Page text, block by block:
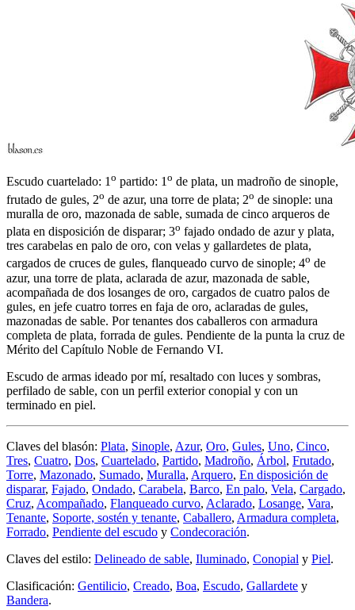
Escudo cuartelado: 1o partido: 1o de plata, un madroño de sinople,
frutado de gules, 2o de azur, una torre de plata; 2o de sinople: una
muralla de oro, mazonada de sable, sumada de cinco arqueros de
plata en disposición de disparar; 3o fajado ondado de azur y plata,
tres carabelas en palo de oro, con velas y gallardetes de plata,
cargados de cruces de gules, flanqueado curvo de sinople; 4o de
azur, una torre de plata, aclarada de azur, mazonada de sable,
acompañada de dos losanges de oro, cargados de cuatro palos de
gules, en jefe cuatro torres en faja de oro, aclaradas de gules,
mazonadas de sable. Por tenantes dos caballeros con armadura
completa de plata, forrada de gules. Pendiente de la punta la cruz de
Mérito del Capítulo Noble de Fernando VI.
Escudo de armas ideado por mí, resaltado con luces y sombras,
perfilado de sable, con un perfil exterior conopial y con un
terminado en piel.
Claves del blasón: Plata, Sinople, Azur, Oro, Gules, Uno, Cinco,
Tres, Cuatro, Dos, Cuartelado, Partido, Madroño, Árbol, Frutado,
Torre, Mazonado, Sumado, Muralla, Arquero, En disposición de
disparar, Fajado, Ondado, Carabela, Barco, En palo, Vela, Cargado,
Cruz, Acompañado, Flanqueado curvo, Aclarado, Losange, Vara,
Tenante, Soporte, sostén y tenante, Caballero, Armadura completa,
Forrado, Pendiente del escudo y Condecoración.
Claves del estilo: Delineado de sable, Iluminado, Conopial y Piel.
Clasificación: Gentilicio, Creado, Boa, Escudo, Gallardete y
Bandera.